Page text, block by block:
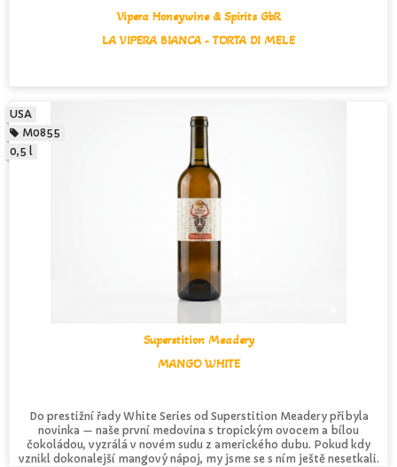
Vipera Honeywine & Spirits GbR
LA VIPERA BIANCA - TORTA DI MELE
Superstition Meadery
MANGO WHITE
Do prestižní řady White Series od Superstition Meadery přibyla
novinka — naše první medovina s tropickým ovocem a bílou
čokoládou, vyzrálá v novém sudu z amerického dubu. Pokud kdy
vznikl dokonalejší mangový nápoj, my jsme se s ním ještě nesetkali.
USA
M0855
0,5 l